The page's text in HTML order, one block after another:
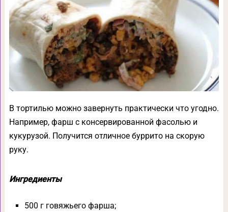
В тортилью можно завернуть практически что угодно.
Например, фарш с консервированной фасолью и
кукурузой. Получится отличное буррито на скорую
руку.
Ингредиенты
500 г говяжьего фарша;